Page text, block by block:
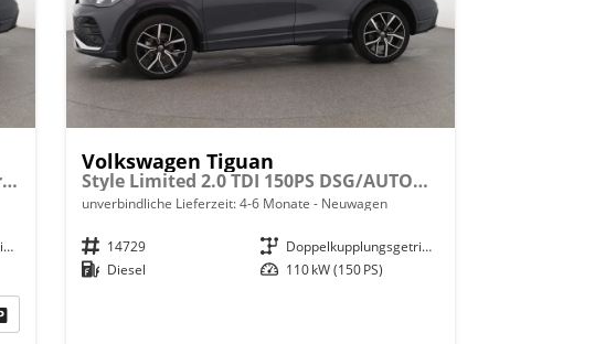
Limited 1.5 TSI eHYBRID (Benzin/Elektro) 204PS DSG, Metallic, Winterpaket, 17" Alu, LED-Scheinwerfer PLUS, Keyless, Elektr. Heckklappe, Alarm, Akustik-Fenster, Privacy, Park Assist, Parksensoren vo/hi, 360°-Kamera, Digital Cockpit Pro, Radio Ready2Discover 12,9"
Doppelkupplungsgetriebe (DSG)
Volkswagen Tiguan
Style Limited 2.0 TDI 150PS DSG/AUTOMATIK, 18" Alu, LED-Scheinwerfer PLUS, Elektr. Heckklappe, Alarm, Winter-Paket, Keyless, ACC, Park Assist, Kamera, Digital Cockpit, Radio Ready2Discover 12,9", 3-Z-Climatronic, Akustik-Paket, Privacy
unverbindliche Lieferzeit: 4-6 Monate Neuwagen
Fahrzeugnr. 14729 Getriebe
Doppelkupplungsgetriebe (DSG)
Kraftstoff Diesel Leistung 110 kW (150 PS)